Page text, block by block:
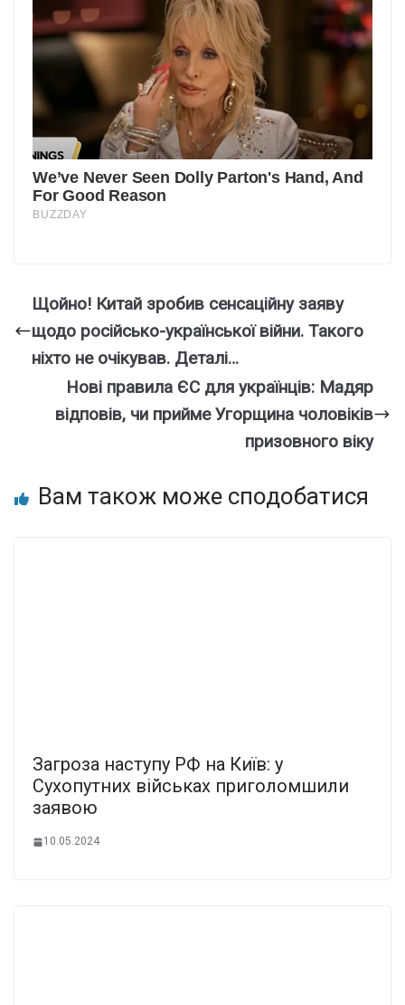
Щoйно! Китай зробив сенсаційну заяву
щодо роcійсько-укpаїнської вiйни. Такого
ніxто не очiкував. Деталі…
Нові правила ЄС для українців: Мадяр
відповів, чи прийме Угорщина чоловіків
призовного віку
Вам також може сподобатися
Загроза наступу РФ на Київ: у
Сухопутних військах приголомшили
заявою
10.05.2024